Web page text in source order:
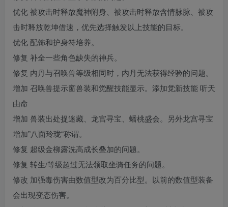
优化 被攻击时释放魔神附身、被攻击时释放含情脉脉、被攻
击时释放乾坤借速，优先选择触发以上技能的目标。
优化 配饰和护身符培养。
修复 补全一些角色缺失的神兵。
修复 内丹与召唤兽等级相同时，内丹无法获得经验的问题。
增加 召唤兽提示窗兽装和觉醒技能显示。添加觉新技能 听天
由命
增加 兽装出处捉迷藏、龙宫寻宝、蟠桃盛会。另外龙宫寻宝
增加”八面玲珑“称谓。
修复 超级金柳露洗高成长叠加的问题。
修复 转生/等级超过无法领取坐骑任务的问题。
修改 加强毒伤害由数值型改为百分比型。以前的数值型装备
会出现变态伤害。